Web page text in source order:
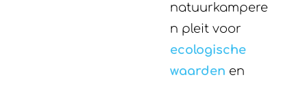
natuurkampere
n pleit voor
ecologische
waarden en